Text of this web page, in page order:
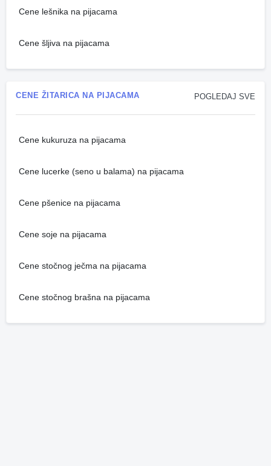
Cene lešnika na pijacama
Cene šljiva na pijacama
POGLEDAJ SVE
CENE ŽITARICA NA PIJACAMA
Cene kukuruza na pijacama
Cene lucerke (seno u balama) na pijacama
Cene pšenice na pijacama
Cene soje na pijacama
Cene stočnog ječma na pijacama
Cene stočnog brašna na pijacama